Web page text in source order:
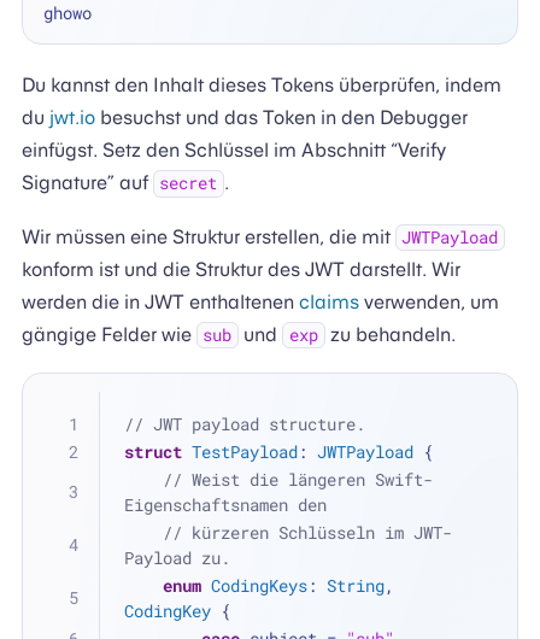
Du kannst den Inhalt dieses Tokens überprüfen, indem
du jwt.iobesuchst und das Token in den Debugger
einfügst. Setz den Schlüssel im Abschnitt “Verify
Signature” auf secret .
Wir müssen eine Struktur erstellen, die mit JWTPayload
konform ist und die Struktur des JWT darstellt. Wir
werden die in JWT enthaltenen claimsverwenden, um
gängige Felder wie sub und exp zu behandeln.
// JWT payload structure.
struct TestPayload: JWTPayload {
// Weist die längeren Swift-
Eigenschaftsnamen den
// kürzeren Schlüsseln im JWT-
Payload zu.
enum CodingKeys: String
CodingKey {